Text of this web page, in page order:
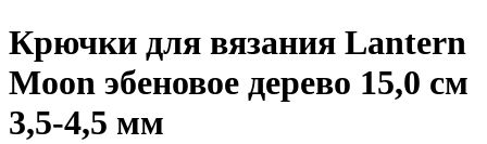
Крючки для вязания Lantern
Moon эбеновое дерево 15,0 см
3,5-4,5 мм